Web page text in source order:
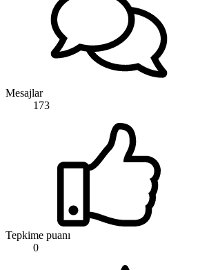
Mesajlar
173
Tepkime puanı
0